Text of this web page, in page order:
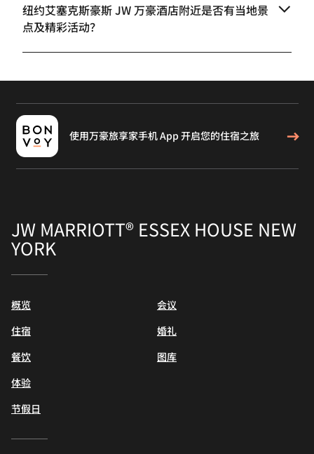
纽约艾塞克斯豪斯 JW 万豪酒店附近是否有当地景
点及精彩活动？
使用万豪旅享家手机 App 开启您的住宿之旅
JW MARRIOTT® ESSEX HOUSE NEW
YORK
概览
住宿
餐饮
体验
节假日
会议
婚礼
图库